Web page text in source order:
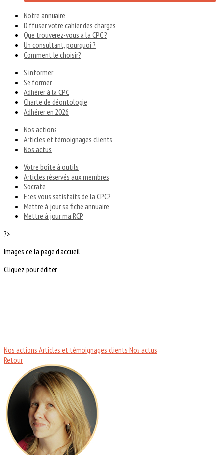
Notre annuaire
Diffuser votre cahier des charges
Que trouverez-vous à la CPC ?
Un consultant, pourquoi ?
Comment le choisir?
S'informer
Se former
Adhérer à la CPC
Charte de déontologie
Adhérer en 2026
Nos actions
Articles et témoignages clients
Nos actus
Votre boîte à outils
Articles réservés aux membres
Socrate
Etes vous satisfaits de la CPC?
Mettre à jour sa fiche annuaire
Mettre à jour ma RCP
?>
Images de la page d'accueil
Cliquez pour éditer
Nos actions Articles et témoignages clients Nos actus
Retour